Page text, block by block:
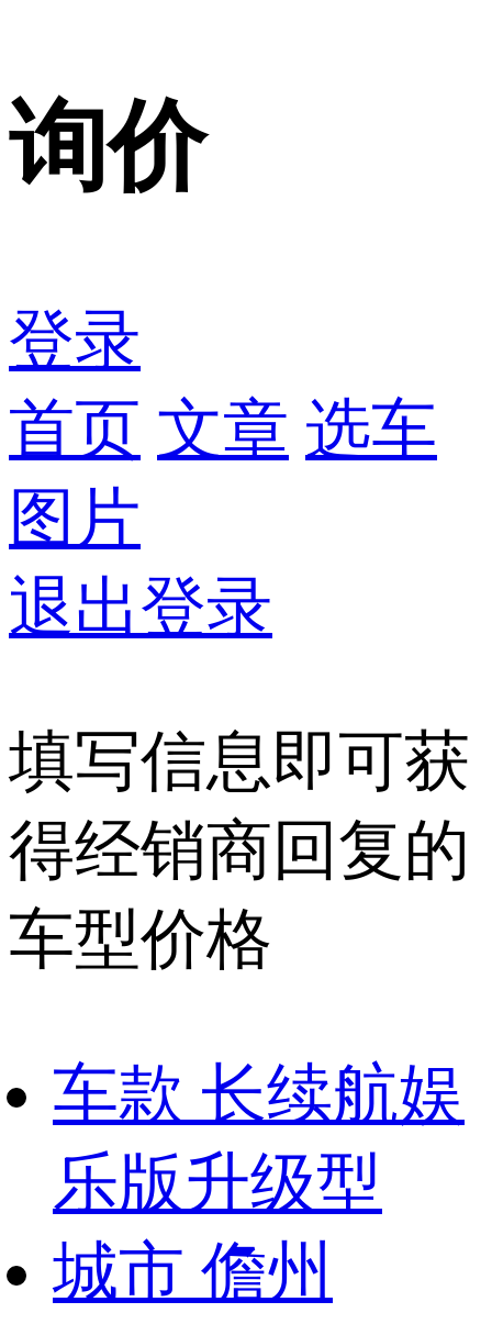
询价
登录
首页 文章 选车
图片
退出登录
填写信息即可获
得经销商回复的
车型价格
车款 长续航娱
乐版升级型
城市 儋州